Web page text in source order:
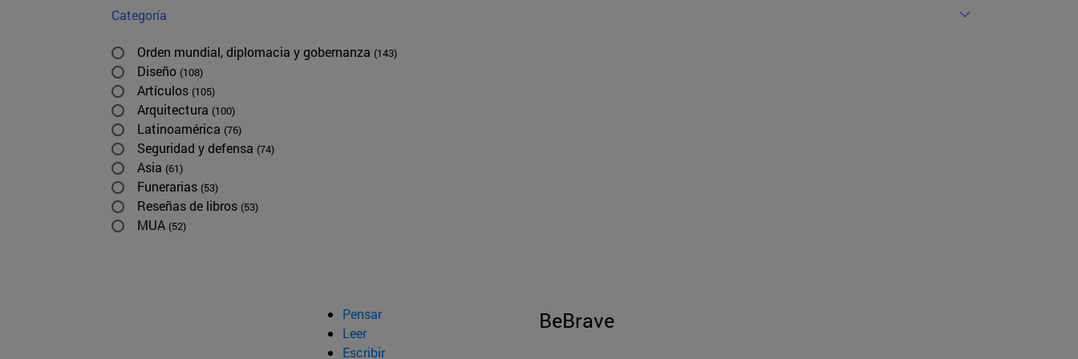
Categoría
Orden mundial, diplomacia y gobernanza (143)
Diseño (108)
Artículos (105)
Arquitectura (100)
Latinoamérica (76)
Seguridad y defensa (74)
Asia (61)
Funerarias (53)
Reseñas de libros (53)
MUA (52)
Pensar
Leer
Escribir
BeBrave